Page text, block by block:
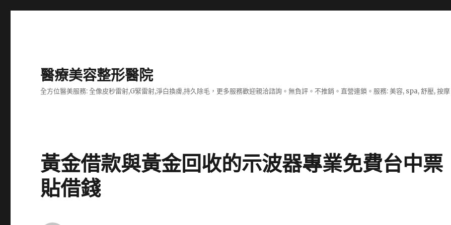
醫療美容整形醫院
全方位醫美服務: 全像皮秒雷射,G緊雷射,淨白換膚,持久除毛，更多服務歡迎親洽諮詢。無負評。不推銷。直營連鎖。服務: 美容, spa, 舒壓, 按摩
黃金借款與黃金回收的示波器專業免費台中票
貼借錢